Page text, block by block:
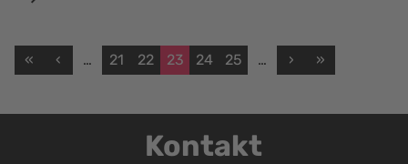
« ‹ … 21 22 23 24 25 … › »
Kontakt